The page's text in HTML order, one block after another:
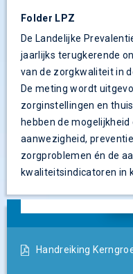
Folder LPZ
De Landelijke
jaarlijks terugkerende
van de zorgkwaliteit in
De meting wordt
zorginstellingen en
hebben de
aanwezigheid,
zorgproblemen én de
kwaliteitsindicatoren in
Handreiking